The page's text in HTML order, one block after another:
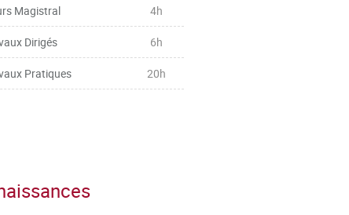
Magistral 4h
Dirigés 6h
Pratiques 20h